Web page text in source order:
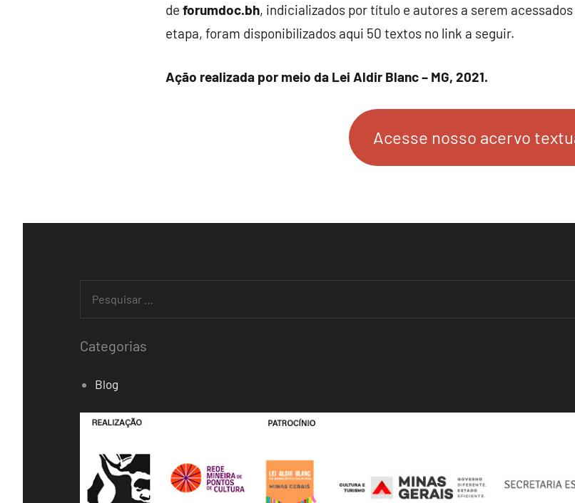
de forumdoc.bh, indicializados por título e autores a serem
etapa, foram disponibilizados aqui 50 textos no link a seguir.
Ação realizada por meio da Lei Aldir Blanc – MG, 2021.
Acesse nosso acervo
Categorias
Blog